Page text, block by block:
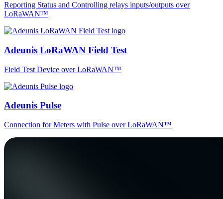
Reporting Status and Controlling relays inputs/outputs over
LoRaWAN™
Adeunis LoRaWAN Field Test
Field Test Device over LoRaWAN™
Adeunis Pulse
Connection for Meters with Pulse over LoRaWAN™